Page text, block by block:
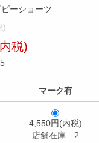
ーショーツ
)
税)
マーク有
4,550円(内税)
店舗在庫 2